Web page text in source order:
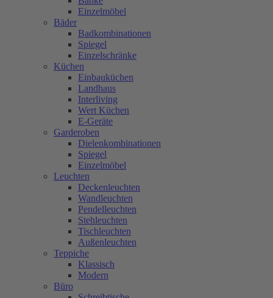
Einzelmöbel
Bäder
Badkombinationen
Spiegel
Einzelschränke
Küchen
Einbauküchen
Landhaus
Interliving
Wert Küchen
E-Geräte
Garderoben
Dielenkombinationen
Spiegel
Einzelmöbel
Leuchten
Deckenleuchten
Wandleuchten
Pendelleuchten
Stehleuchten
Tischleuchten
Außenleuchten
Teppiche
Klassisch
Modern
Büro